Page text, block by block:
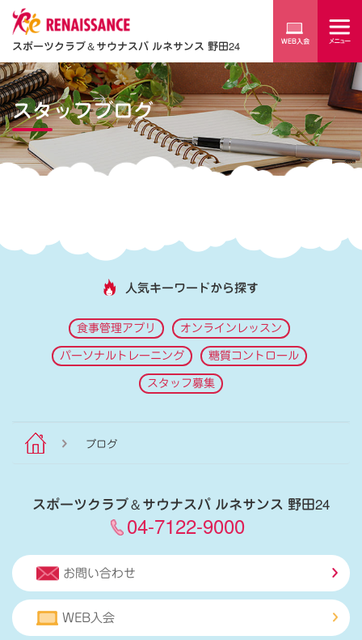
スポーツクラブ＆サウナスパ ルネサンス 野田24
スタッフブログ
人気キーワードから探す
食事管理アプリ オンラインレッスン
パーソナルトレーニング 糖質コントロール
スタッフ募集
ブログ
スポーツクラブ＆サウナスパ ルネサンス 野田24
04-7122-9000
お問い合わせ
WEB入会